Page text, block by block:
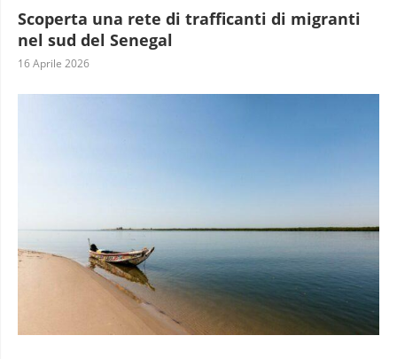
Scoperta una rete di trafficanti di migranti
nel sud del Senegal
16 Aprile 2026